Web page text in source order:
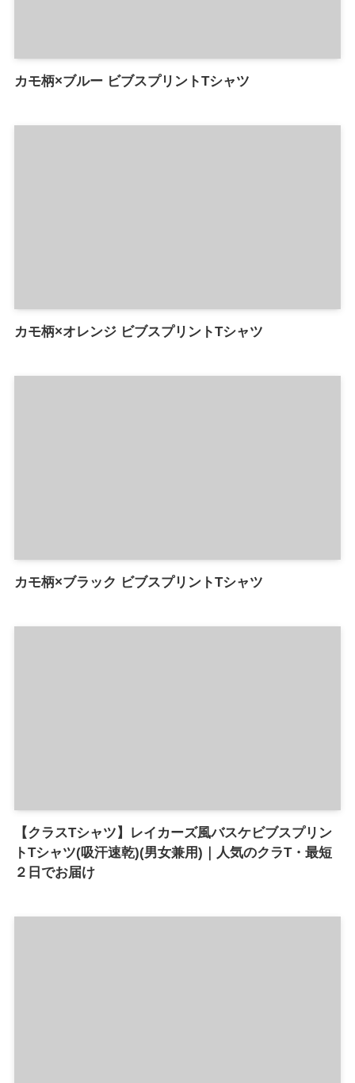
カモ柄×ブルー ビブスプリントTシャツ
カモ柄×オレンジ ビブスプリントTシャツ
カモ柄×ブラック ビブスプリントTシャツ
【クラスTシャツ】レイカーズ風バスケビブスプリン
トTシャツ(吸汗速乾)(男女兼用)｜人気のクラT・最短
２日でお届け